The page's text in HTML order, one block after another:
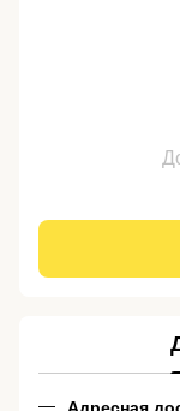
Адресная